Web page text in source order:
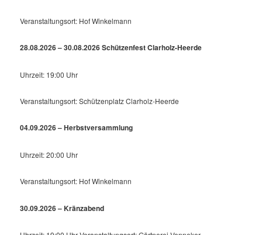
Veranstaltungsort: Hof Winkelmann
28.08.2026 – 30.08.2026 Schützenfest Clarholz-Heerde
Uhrzeit: 19:00 Uhr
Veranstaltungsort: Schützenplatz Clarholz-Heerde
04.09.2026 – Herbstversammlung
Uhrzeit: 20:00 Uhr
Veranstaltungsort: Hof Winkelmann
30.09.2026 – Kränzabend